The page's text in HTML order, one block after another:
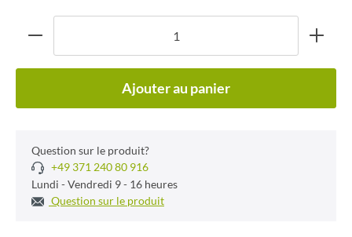
Ajouter au panier
Question sur le produit?
+49 371 240 80 916
Lundi - Vendredi 9 - 16 heures
Question sur le produit